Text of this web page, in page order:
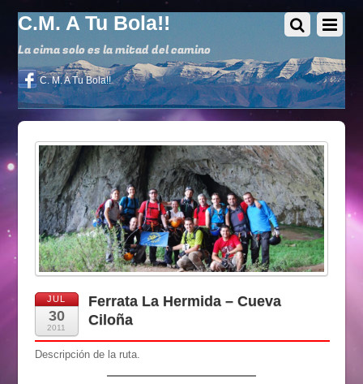
C.M. A Tu Bola!!
La cima solo es la mitad del camino
C. M. A Tu Bola!!
JUL
30
2011
Ferrata La Hermida – Cueva
Ciloña
Descripción de la ruta.